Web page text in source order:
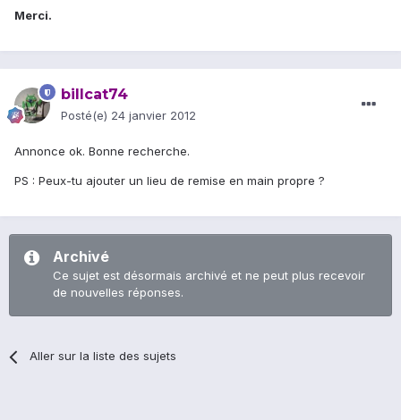
Merci.
billcat74
Posté(e) 24 janvier 2012
Annonce ok. Bonne recherche.
PS : Peux-tu ajouter un lieu de remise en main propre ?
Archivé
Ce sujet est désormais archivé et ne peut plus recevoir
de nouvelles réponses.
Aller sur la liste des sujets